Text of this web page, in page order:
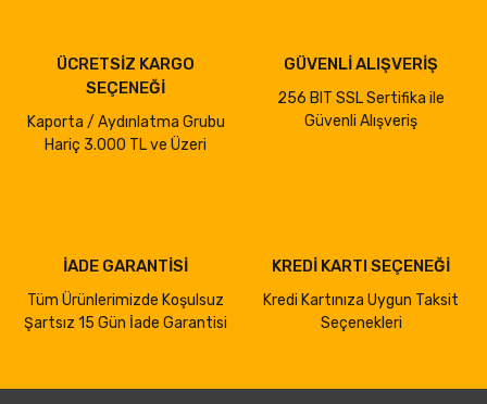
ÜCRETSİZ KARGO
SEÇENEĞİ
Kaporta / Aydınlatma Grubu
Hariç 3.000 TL ve Üzeri
GÜVENLİ ALIŞVERİŞ
256 BIT SSL Sertifika ile
Güvenli Alışveriş
İADE GARANTİSİ
Tüm Ürünlerimizde Koşulsuz
Şartsız 15 Gün İade Garantisi
KREDİ KARTI SEÇENEĞİ
Kredi Kartınıza Uygun Taksit
Seçenekleri